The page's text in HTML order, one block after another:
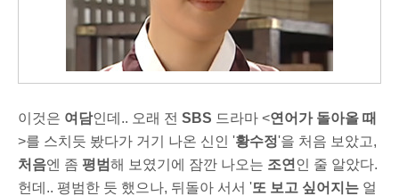
이것은 여담인데.. 오래 전 SBS 드라마 <연어가 돌아올 때
>를 스치듯 봤다가 거기 나온 신인 '황수정'을 처음 보았고,
처음엔 좀 평범해 보였기에 잠깐 나오는 조연 인 줄 알았다.
헌데.. 평범한 듯 했으나, 뒤돌아 서서 '또 보고 싶어지는 얼